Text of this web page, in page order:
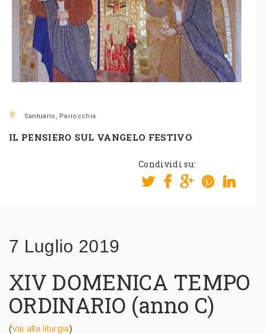
Santuario, Parrocchia
IL PENSIERO SUL VANGELO FESTIVO
Condividi su:
7 Luglio 2019
XIV DOMENICA TEMPO
ORDINARIO (anno C)
(Vai alla liturgia)